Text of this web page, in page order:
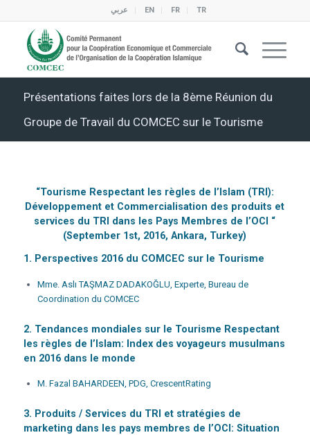
عربي EN FR TR
Présentations faites lors de la 8ème Réunion du
Groupe de Travail du COMCEC sur le Tourisme
“Tourisme Respectant les règles de l’Islam (TRI):
Développement et Commercialisation des produits et
services du TRI dans les Pays Membres de l’OCI “
(September 1st, 2016, Ankara, Turkey)
1. Perspectives 2016 du COMCEC sur le Tourisme
Mme. Aslı TAŞMAZ DADAKOĞLU, Experte, Bureau de
Coordination du COMCEC
2. Tendances mondiales sur le Tourisme Respectant
les règles de l’Islam: Index des voyageurs musulmans
en 2016 dans le monde
M. Fazal BAHARDEEN, PDG, CrescentRating
3. Produits / Services du TRI et stratégies de
marketing dans les pays membres de l’OCI: Situation